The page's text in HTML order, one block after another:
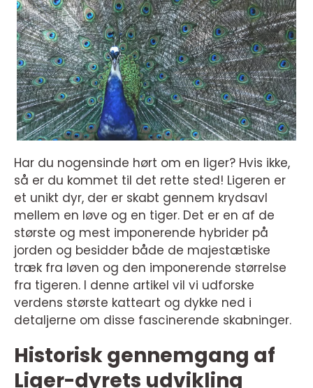
Har du nogensinde hørt om en liger? Hvis ikke,
så er du kommet til det rette sted! Ligeren er
et unikt dyr, der er skabt gennem krydsavl
mellem en løve og en tiger. Det er en af de
største og mest imponerende hybrider på
jorden og besidder både de majestætiske
træk fra løven og den imponerende størrelse
fra tigeren. I denne artikel vil vi udforske
verdens største katteart og dykke ned i
detaljerne om disse fascinerende skabninger.
Historisk gennemgang af
Liger-dyrets udvikling